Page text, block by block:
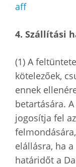
aff
4. Szállítási
(1) A
kötelezőek,
ennek
betartására.
jogosítja fel
elállásra, ha
határidőt a